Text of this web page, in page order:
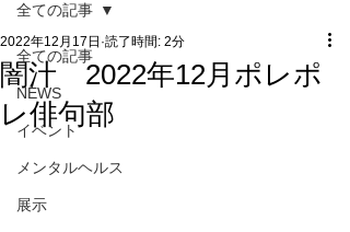
全ての記事
NEWS
イベント
メンタルヘルス
展示
全ての記事
闇汁 2022年12月ポレポ
レ俳句部
2022年12月17日 読了時間: 2分